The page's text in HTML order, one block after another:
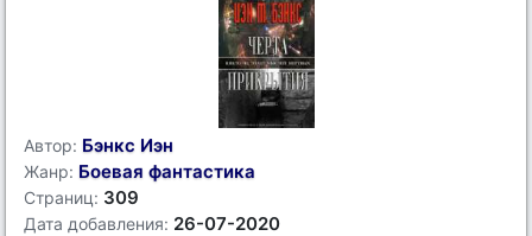
Автор: Бэнкс Иэн
Жанр: Боевая фантастика
Страниц: 309
Дата добавления: 26-07-2020